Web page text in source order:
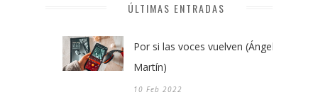
ÚLTIMAS ENTRADAS
Por si las voces vuelven (Ángel
Martín)
10 Feb 2022